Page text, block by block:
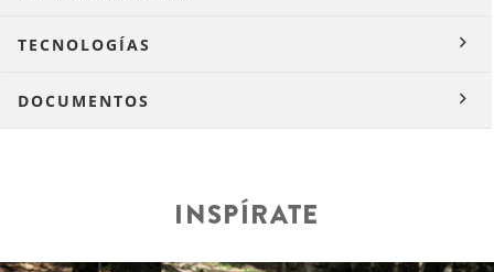
TECNOLOGÍAS
DOCUMENTOS
INSPÍRATE